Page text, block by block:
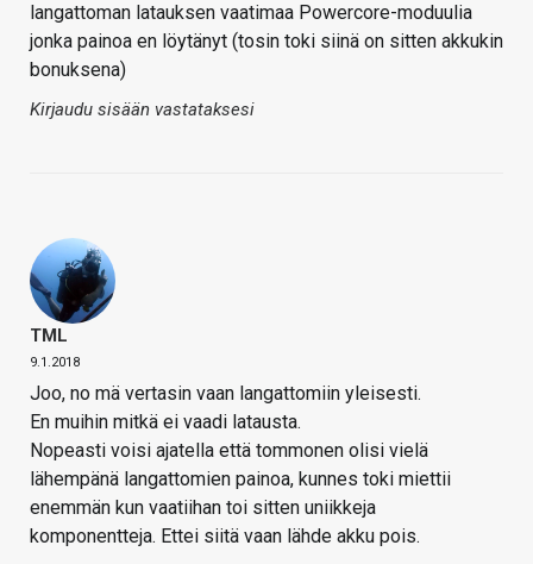
langattoman latauksen vaatimaa Powercore-moduulia
jonka painoa en löytänyt (tosin toki siinä on sitten akkukin
bonuksena)
Kirjaudu sisään vastataksesi
TML
9.1.2018
Joo, no mä vertasin vaan langattomiin yleisesti.
En muihin mitkä ei vaadi latausta.
Nopeasti voisi ajatella että tommonen olisi vielä
lähempänä langattomien painoa, kunnes toki miettii
enemmän kun vaatiihan toi sitten uniikkeja
komponentteja. Ettei siitä vaan lähde akku pois.